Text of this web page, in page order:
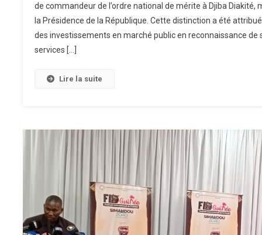
de commandeur de l’ordre national de mérite à Djiba Diakité,
la Présidence de la République. Cette distinction a été
des investissements en marché public en reconnaissance de
services […]
Lire la suite